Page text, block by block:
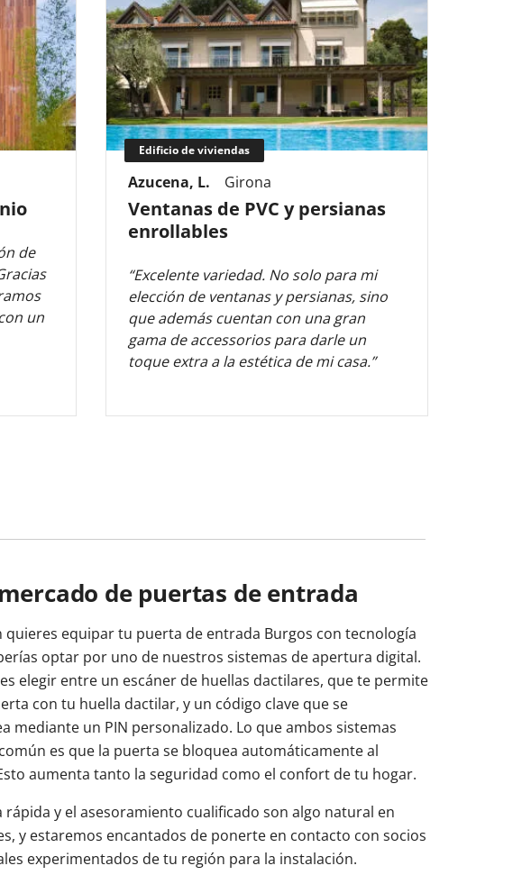
de
un
Edificio de viviendas
Azucena, L. Girona
Ventanas de PVC y persianas
enrollables
“Excelente variedad. No solo para mi
elección de ventanas y persianas, sino
que además cuentan con una gran
gama de accessorios para darle un
toque extra a la estética de mi casa.”
de puertas de entrada
quieres equipar tu puerta de entrada Burgos con tecnología
optar por uno de nuestros sistemas de apertura digital.
elegir entre un escáner de huellas dactilares, que te permite
con tu huella dactilar, y un código clave que se
mediante un PIN personalizado. Lo que ambos sistemas
es que la puerta se bloquea automáticamente al
aumenta tanto la seguridad como el confort de tu hogar.
rápida y el asesoramiento cualificado son algo natural en
y estaremos encantados de ponerte en contacto con socios
experimentados de tu región para la instalación.